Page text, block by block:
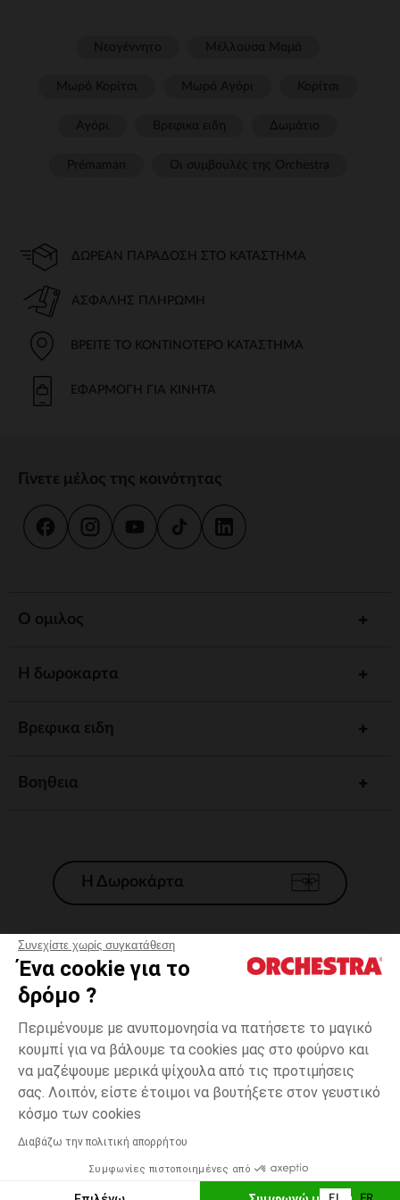
Συνεχίστε χωρίς συγκατάθεση
Ένα cookie για το
δρόμο ?
Περιμένουμε με ανυπομονησία να πατήσετε το μαγικό
κουμπί για να βάλουμε τα cookies μας στο φούρνο και
να μαζέψουμε μερικά ψίχουλα από τις προτιμήσεις
σας. Λοιπόν, είστε έτοιμοι να βουτήξετε στον γευστικό
κόσμο των cookies
Διαβάζω την πολιτική απορρήτου
Συμφωνίες πιστοποιημένες από
Rose
one
Δυνατότητα πληρωμής με
ΠΡΟΣΘΉΚΗ ΣΤΟ ΚΑΛΆΘΙ
ΔΩΡΕΆΝ ΠΑΡΆΔΟΣΗ ΣΤΟ ΚΑΤΆΣΤΗΜΑ
ΑΣΦΑΛΉΣ ΠΛΗΡΩΜΉ
ΒΡΕΊΤΕ ΤΟ ΚΟΝΤΙΝΌΤΕΡΟ ΚΑΤΆΣΤΗΜΑ
ΕΦΑΡΜΟΓΉ ΓΙΑ ΚΙΝΗΤΆ
Γίνετε μέλος της κοινότητας
Ο ομιλος
Η δωροκαρτα
Βρεφικα ειδη
Βοηθεια
Η Δωροκάρτα
Γενικοί 'Οροι Πώλησης
*Εμπορικες προσφορες
Προσωπικά δεδομένα
Διαχείρηση των cookies
Προσβασιμότητα: μη συμμορφούμενη
H Orchestra συμμετέχει στον κωδικά δεοντολογίας και στο σύστημα
μεσολάβησης της Γαλλικής Ομοσπονδίας Ηλεκτρονικού Εμπορίου.